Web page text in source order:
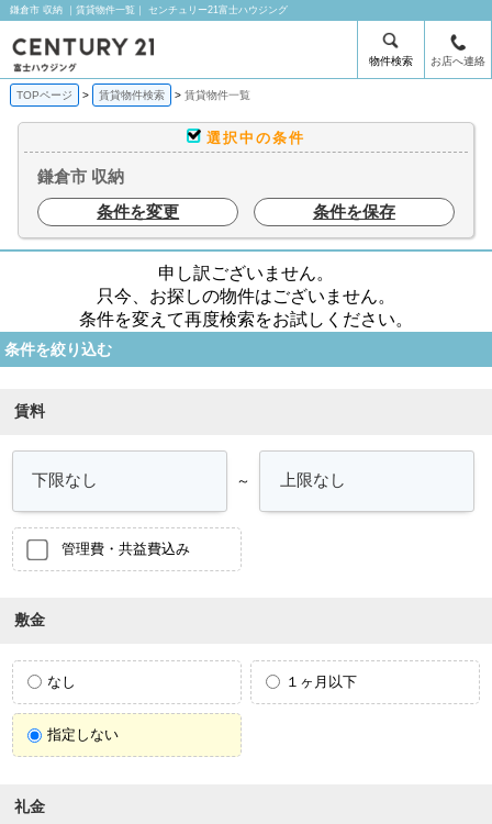
鎌倉市 収納 ｜賃貸物件一覧｜ センチュリー21富士ハウジング
物件検索 お店へ連絡
TOPページ 賃貸物件検索 賃貸物件一覧
選択中の条件
鎌倉市 収納
条件を変更
条件を保存
申し訳ございません。
只今、お探しの物件はございません。
条件を変えて再度検索をお試しください。
条件を絞り込む
賃料
～
管理費・共益費込み
敷金
なし １ヶ月以下
指定しない
礼金